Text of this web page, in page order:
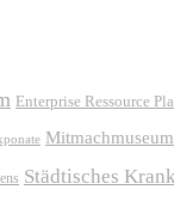
Enterprise Ressource
Mitmachmuseum
Städtisches